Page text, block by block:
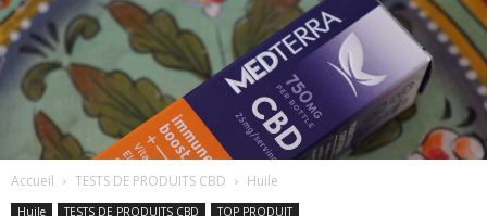
Accueil TESTS DE PRODUITS CBD Huile
Huile TESTS DE PRODUITS CBD TOP PRODUIT